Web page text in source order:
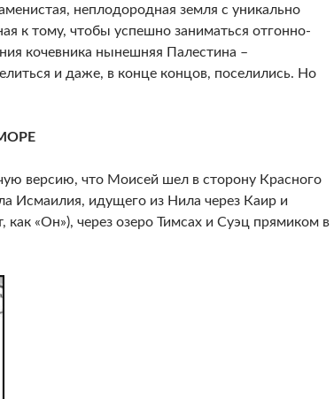
неплодородная земля с уникально
к тому, чтобы успешно заниматься отгонно-
кочевника нынешняя Палестина –
и даже, в конце концов, поселились. Но
версию, что Моисей шел в сторону Красного
Исмаилия, идущего из Нила через Каир и
как «Он»), через озеро Тимсах и Суэц прямиком в